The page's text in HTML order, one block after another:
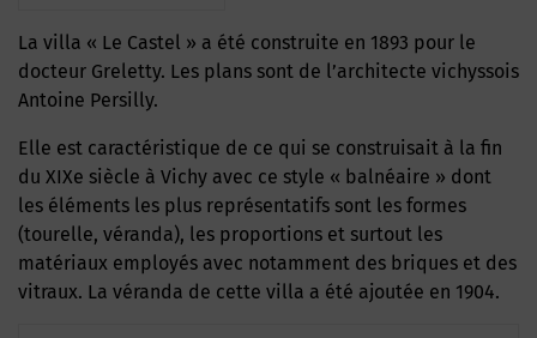
La villa « Le Castel » a été construite en 1893 pour le
docteur Greletty. Les plans sont de l’architecte vichyssois
Antoine Persilly.
Elle est caractéristique de ce qui se construisait à la fin
du XIXe siècle à Vichy avec ce style « balnéaire » dont
les éléments les plus représentatifs sont les formes
(tourelle, véranda), les proportions et surtout les
matériaux employés avec notamment des briques et des
vitraux. La véranda de cette villa a été ajoutée en 1904.